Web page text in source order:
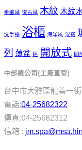
希臘風 復古風 木紋 木紋
洗手檯 浴櫃 海洋風 混搭
列 薄盆 鋁 開放式 開
中部總公司(工廠直營)
台中市大雅區龍善一
電話:04-25682322
傳真:04-25682312
信箱 :